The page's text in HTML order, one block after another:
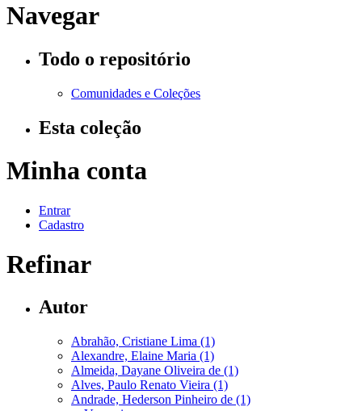
Navegar
Todo o repositório
Comunidades e Coleções
Esta coleção
Minha conta
Entrar
Cadastro
Refinar
Autor
Abrahão, Cristiane Lima (1)
Alexandre, Elaine Maria (1)
Almeida, Dayane Oliveira de (1)
Alves, Paulo Renato Vieira (1)
Andrade, Hederson Pinheiro de (1)